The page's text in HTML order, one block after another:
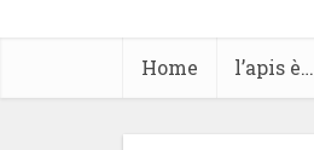
Home l’apis è…